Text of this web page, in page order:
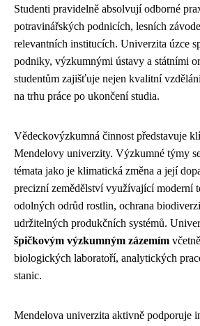
Studenti pravidelně absolvují odborné
potravinářských podnicích, lesních
relevantních institucích. Univerzita úzce
podniky, výzkumnými ústavy a státními
studentům zajišťuje nejen kvalitní
na trhu práce po ukončení studia.
Vědeckovýzkumná činnost představuje
Mendelovy univerzity. Výzkumné týmy
témata jako je klimatická změna a její
precizní zemědělství využívající moderní
odolných odrůd rostlin, ochrana
udržitelných produkčních systémů.
špičkovým výzkumným zázemím
biologických laboratoří, analytických
stanic.
Mendelova univerzita aktivně podporuje